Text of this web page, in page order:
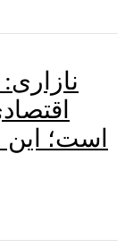
است؛